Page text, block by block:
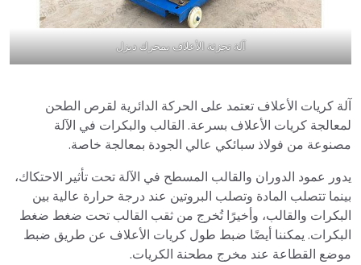
آلة تجزئة الأعلاف بمحرك ديزل
آلة كريات الأعلاف تعتمد على الحركة الدائرية لقرص الطحن
لمعالجة كريات الأعلاف بسرعة. القالب والبكرات في الآلة
مصنوعة من فولاذ سبائكي عالي الجودة بمعالجة خاصة.
يدور عمود الدوران والقالب المسطح في الآلة تحت تأثير الاحتكاك،
بينما تتصلب المادة وتصلب البروتين عند درجة حرارة عالية بين
البكرات والقالب، وأخيرًا تُخرج من ثقب القالب تحت ضغط ضغط
البكرات. يمكننا أيضًا ضبط طول كريات الأعلاف عن طريق ضبط
موضع القطاعة عند مخرج مطحنة الكريات.